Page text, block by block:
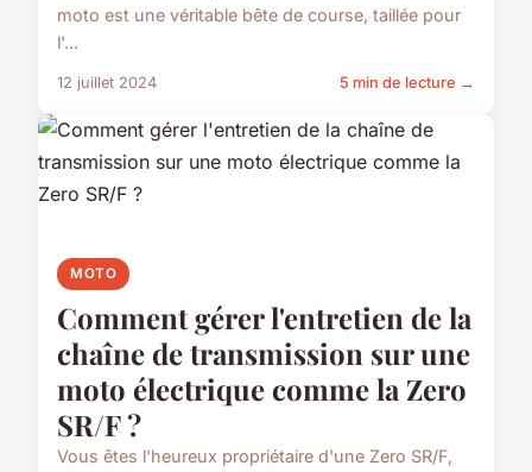
moto est une véritable bête de course, taillée pour
l'...
12 juillet 2024 5 min de lecture →
MOTO
Comment gérer l'entretien de la
chaîne de transmission sur une
moto électrique comme la Zero
SR/F ?
Vous êtes l'heureux propriétaire d'une Zero SR/F,